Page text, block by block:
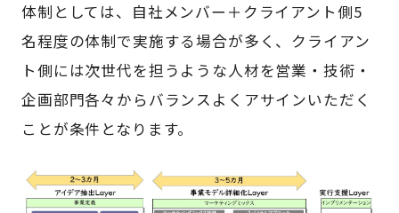
体制としては、自社メンバー＋クライアント側5
名程度の体制で実施する場合が多く、クライアン
ト側には次世代を担うような人材を営業・技術・
企画部門各々からバランスよくアサインいただく
ことが条件となります。